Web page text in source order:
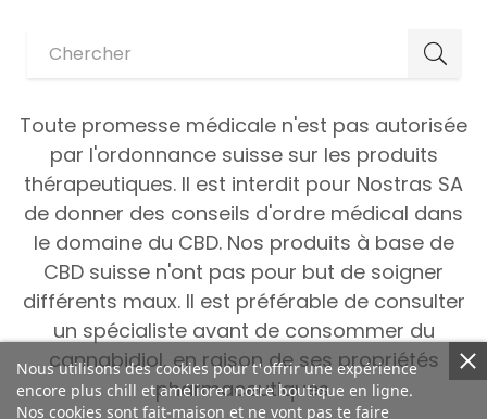
Toute promesse médicale n'est pas autorisée
par l'ordonnance suisse sur les produits
thérapeutiques. Il est interdit pour Nostras SA
de donner des conseils d'ordre médical dans
le domaine du CBD. Nos produits à base de
CBD suisse n'ont pas pour but de soigner
différents maux. Il est préférable de consulter
un spécialiste avant de consommer du
cannabidiol, en raison de ses propriétés
pharmaceutiques.
Nous utilisons des cookies pour t'offrir une expérience
encore plus chill et améliorer notre boutique en ligne.
Nos cookies sont fait-maison et ne vont pas te faire